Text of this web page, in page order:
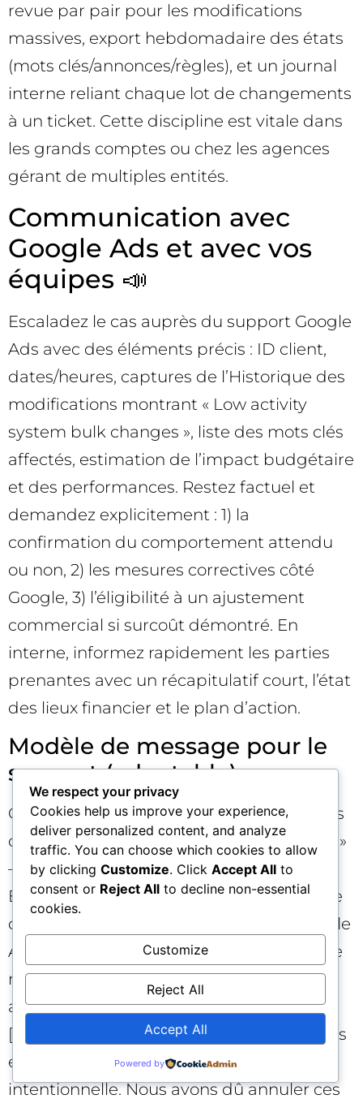
revue par pair pour les modifications
massives, export hebdomadaire des états
(mots clés/annonces/règles), et un journal
interne reliant chaque lot de changements
à un ticket. Cette discipline est vitale dans
les grands comptes ou chez les agences
gérant de multiples entités.
Communication avec
Google Ads et avec vos
équipes 📣
Escaladez le cas auprès du support Google
Ads avec des éléments précis : ID client,
dates/heures, captures de l’Historique des
modifications montrant « Low activity
system bulk changes », liste des mots clés
affectés, estimation de l’impact budgétaire
et des performances. Restez factuel et
demandez explicitement : 1) la
confirmation du comportement attendu
ou non, 2) les mesures correctives côté
Google, 3) l’éligibilité à un ajustement
commercial si surcoût démontré. En
interne, informez rapidement les parties
prenantes avec un récapitulatif court, l’état
des lieux financier et le plan d’action.
Modèle de message pour le
support (adaptable)
Objet : Réactivation automatique de mots
clés – « Low activity system bulk changes »
– Demande d’investigation.
Bonjour, nous observons dans l’Historique
des modifications de notre compte Google
Ads (ID : XXX‑XXX‑XXXX) des activations de
mots clés attribuées au système (« Low
activity system bulk changes ») entre
[date/heure] et [date/heure]. Ces mots clés
étaient en pause de manière
intentionnelle. Nous avons dû annuler ces
We respect your privacy
Cookies help us improve your experience,
deliver personalized content, and analyze
traffic. You can choose which cookies to allow
by clicking Customize. Click Accept All to
consent or Reject All to decline non-essential
cookies.
Customize
Reject All
Accept All
Powered by